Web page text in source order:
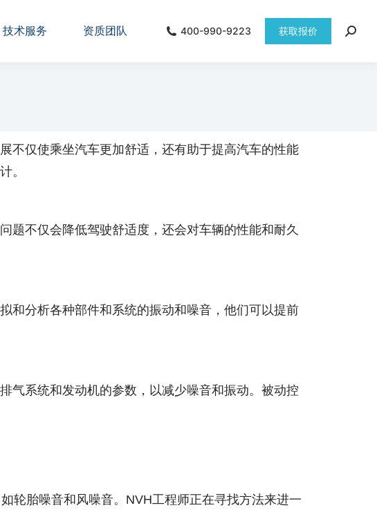
技术服务 资质团队 400-990-9223 获取报价
不仅使乘坐汽车更加舒适，还有助于提高汽车的性能
。
题不仅会降低驾驶舒适度，还会对车辆的性能和耐久
和分析各种部件和系统的振动和噪音，他们可以提前
气系统和发动机的参数，以减少噪音和振动。被动控
轮胎噪音和风噪音。NVH工程师正在寻找方法来进一